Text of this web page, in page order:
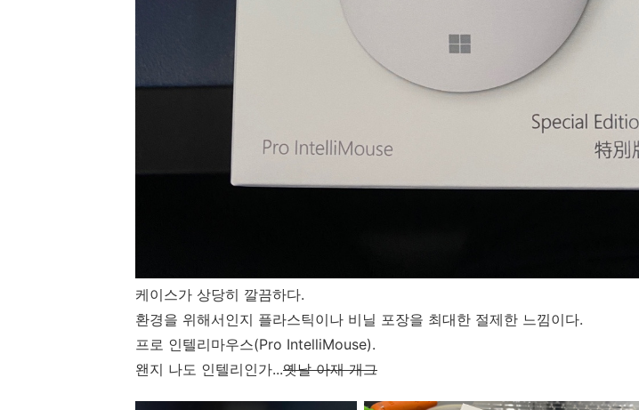
케이스가 상당히 깔끔하다.
환경을 위해서인지 플라스틱이나 비닐 포장을 최대한 절제한 느낌이다.
프로 인텔리마우스(Pro IntelliMouse).
왠지 나도 인텔리인가...옛날 아재 개그